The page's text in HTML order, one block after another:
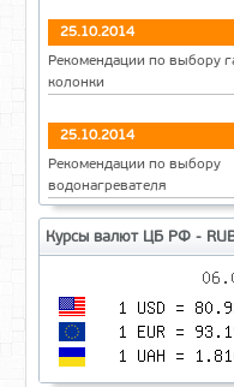
25.10.2014
Рекомендации по выбору
колонки
25.10.2014
Рекомендации по выбору
водонагревателя
Курсы валют ЦБ РФ -